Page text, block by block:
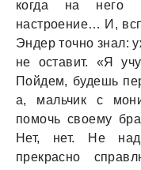
когда на него
настроение… И,
Эндер точно знал:
не оставит. «Я
Пойдем, будешь
а, мальчик с
помочь своему
Нет, нет. Не
прекрасно